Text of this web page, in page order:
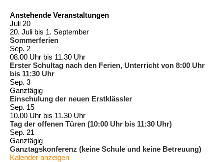
Anstehende Veranstaltungen
Juli 20
20. Juli bis 1. September
Sommerferien
Sep. 2
08.00 Uhr bis 11.30 Uhr
Erster Schultag nach den Ferien, Unterricht von 8:00 Uhr
bis 11:30 Uhr
Sep. 3
Ganztägig
Einschulung der neuen Erstklässler
Sep. 15
10.00 Uhr bis 11.30 Uhr
Tag der offenen Türen (10:00 Uhr bis 11:30 Uhr)
Sep. 21
Ganztägig
Ganztagskonferenz (keine Schule und keine Betreuung)
Kalender anzeigen